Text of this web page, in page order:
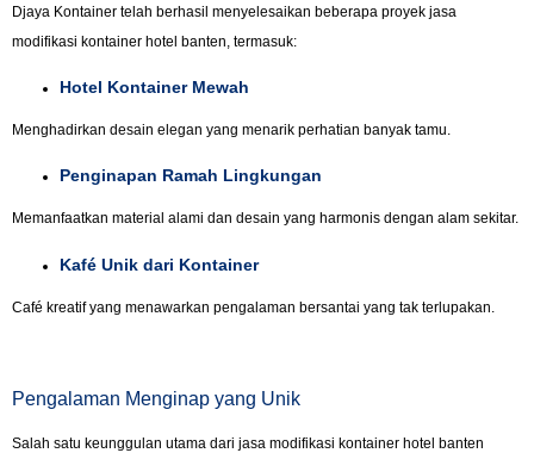
Djaya Kontainer telah berhasil menyelesaikan beberapa proyek jasa
modifikasi kontainer hotel banten, termasuk:
Hotel Kontainer Mewah
Menghadirkan desain elegan yang menarik perhatian banyak tamu.
Penginapan Ramah Lingkungan
Memanfaatkan material alami dan desain yang harmonis dengan alam sekitar.
Kafé Unik dari Kontainer
Café kreatif yang menawarkan pengalaman bersantai yang tak terlupakan.
Pengalaman Menginap yang Unik
Salah satu keunggulan utama dari jasa modifikasi kontainer hotel banten